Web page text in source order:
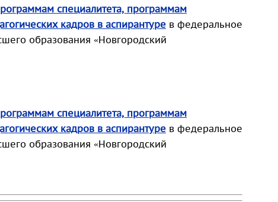
специалитета, программам
кадров в аспирантуре в федеральное
образования «Новгородский
специалитета, программам
кадров в аспирантуре в федеральное
образования «Новгородский